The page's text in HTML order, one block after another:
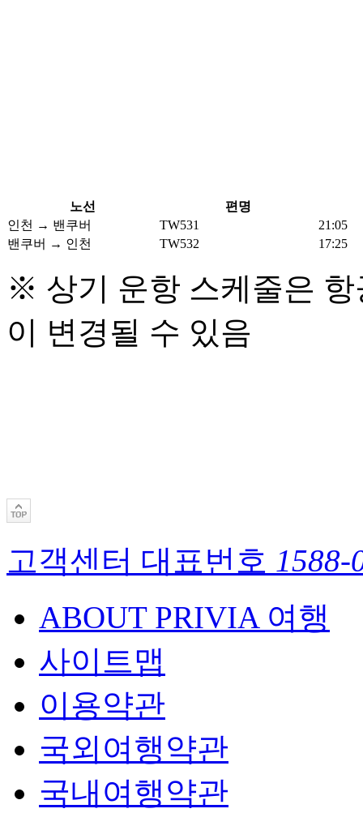
노선
편명
인천 → 밴쿠버
TW531
21:05
밴쿠버 → 인천
TW532 17:25
※ 상기 운항 스케줄은
이 변경될 수 있음
고객센터 대표번호 1588-
ABOUT PRIVIA 여행
사이트맵
이용약관
국외여행약관
국내여행약관